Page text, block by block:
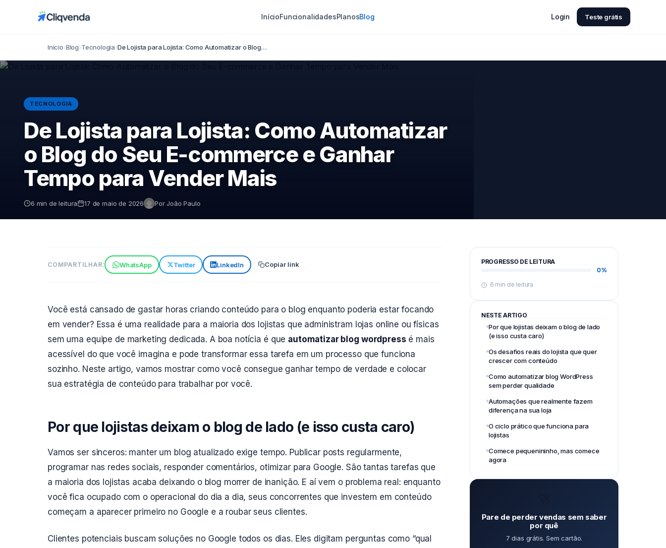
InícioFuncionalidadesPlanosBlog Login Teste grátis
Início›Blog›Tecnologia›De Lojista para Lojista: Como Automatizar o Blog…
TECNOLOGIA
De Lojista para Lojista: Como Automatizar
o Blog do Seu E-commerce e Ganhar
Tempo para Vender Mais
6 min de leitura 17 de maio de 2026 Por João Paulo
COMPARTILHAR: WhatsApp Twitter LinkedIn Copiar link
Você está cansado de gastar horas criando conteúdo para o blog enquanto poderia estar focando
em vender? Essa é uma realidade para a maioria dos lojistas que administram lojas online ou físicas
sem uma equipe de marketing dedicada. A boa notícia é que automatizar blog wordpress é mais
acessível do que você imagina e pode transformar essa tarefa em um processo que funciona
sozinho. Neste artigo, vamos mostrar como você consegue ganhar tempo de verdade e colocar
sua estratégia de conteúdo para trabalhar por você.
Por que lojistas deixam o blog de lado (e isso custa caro)
Vamos ser sinceros: manter um blog atualizado exige tempo. Publicar posts regularmente,
programar nas redes sociais, responder comentários, otimizar para Google. São tantas tarefas que
a maioria dos lojistas acaba deixando o blog morrer de inanição. E aí vem o problema real: enquanto
você fica ocupado com o operacional do dia a dia, seus concorrentes que investem em conteúdo
começam a aparecer primeiro no Google e a roubar seus clientes.
Clientes potenciais buscam soluções no Google todos os dias. Eles digitam perguntas como “qual
PROGRESSO DE LEITURA
0%
6 min de leitura
NESTE ARTIGO
Por que lojistas deixam o blog de lado
(e isso custa caro)
Os desafios reais do lojista que quer
crescer com conteúdo
Como automatizar blog WordPress
sem perder qualidade
Automações que realmente fazem
diferença na sua loja
O ciclo prático que funciona para
lojistas
Comece pequenininho, mas comece
agora
Pare de perder vendas sem saber
por quê
7 dias grátis. Sem cartão.